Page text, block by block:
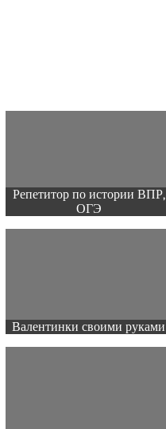
Репетитор по истории ВПР,
ОГЭ
Валентинки своими руками